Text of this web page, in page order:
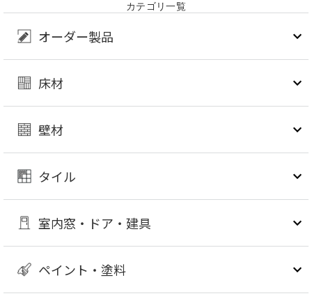
カテゴリ一覧
オーダー製品
床材
壁材
タイル
室内窓・ドア・建具
ペイント・塗料